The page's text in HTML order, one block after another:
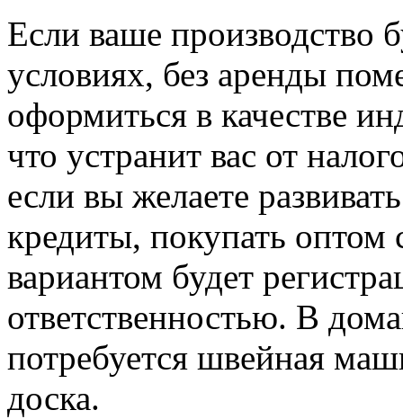
Если ваше производство
условиях, без аренды
оформиться в качестве
что устранит вас от
если вы желаете
кредиты, покупать
вариантом будет
ответственностью. В
потребуется швейная
доска.